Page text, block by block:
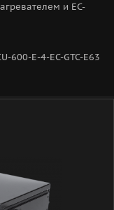
и EC-
600-E-4-EC-GTC-E63